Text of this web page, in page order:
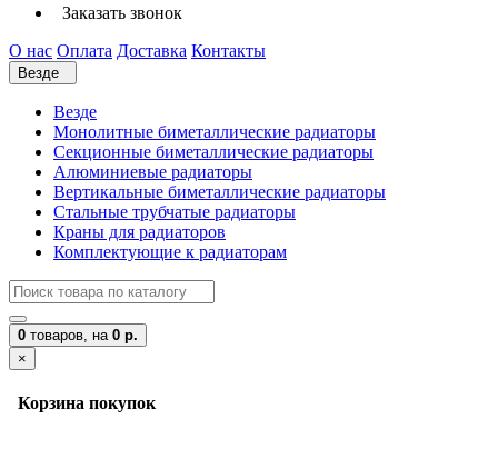
Заказать звонок
О нас Оплата Доставка Контакты
Везде
Везде
Монолитные биметаллические радиаторы
Секционные биметаллические радиаторы
Алюминиевые радиаторы
Вертикальные биметаллические радиаторы
Стальные трубчатые радиаторы
Краны для радиаторов
Комплектующие к радиаторам
0 товаров, на 0 р.
×
Корзина покупок